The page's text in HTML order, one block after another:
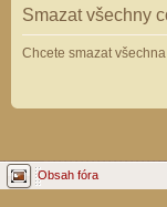
Smazat všechny
Chcete smazat
Obsah fóra